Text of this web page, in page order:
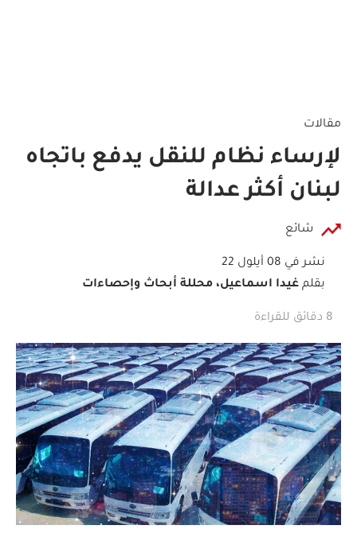
مقالات
لإرساء نظام للنقل يدفع باتجاه
لبنان أكثر عدالة
شائع
نشر في 08 أيلول 22
بقلم غيدا اسماعيل، محللة أبحاث وإحصاءات
8 دقائق للقراءة